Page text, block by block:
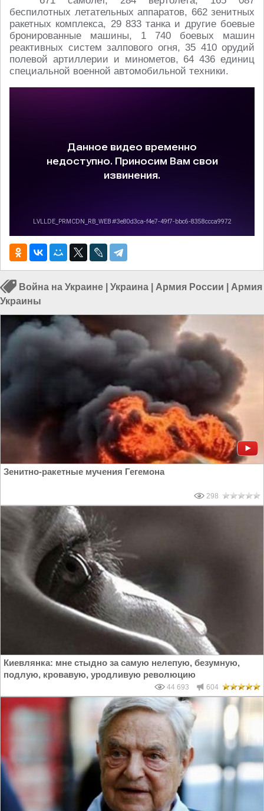
беспилотных летательных аппаратов, 662 зенитных
ракетных комплекса, 29 833 танка и другие боевые
бронированные машины, 1 740 боевых машин
реактивных систем залпового огня, 35 410 орудий
полевой артиллерии и минометов, 64 436 единиц
специальной военной автомобильной техники.
Война на Украине Украина Армия России
Армия
Украины
Зенитно-ракетные мучения Гегемона
298
Киевлянка: мне стыдно за самую нелепую, безумную,
подлую, кровавую, уродливую революцию
44 693 604